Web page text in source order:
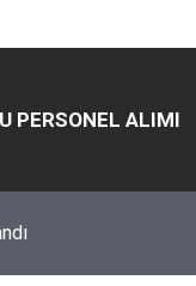
PERSONEL ALIMI